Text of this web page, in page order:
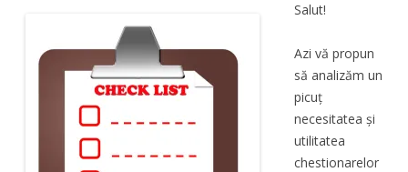
Salut!
Azi vă propun
să analizăm un
picuț
necesitatea și
utilitatea
chestionarelor